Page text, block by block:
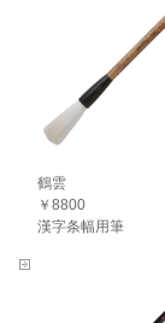
鶴雲
￥8800
漢字条幅用筆